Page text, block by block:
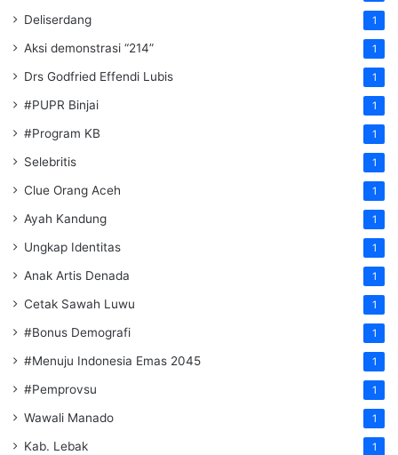
Deliserdang 1
Aksi demonstrasi “214” 1
Drs Godfried Effendi Lubis 1
#PUPR Binjai 1
#Program KB 1
Selebritis 1
Clue Orang Aceh 1
Ayah Kandung 1
Ungkap Identitas 1
Anak Artis Denada 1
Cetak Sawah Luwu 1
#Bonus Demografi 1
#Menuju Indonesia Emas 2045 1
#Pemprovsu 1
Wawali Manado 1
Kab. Lebak 1